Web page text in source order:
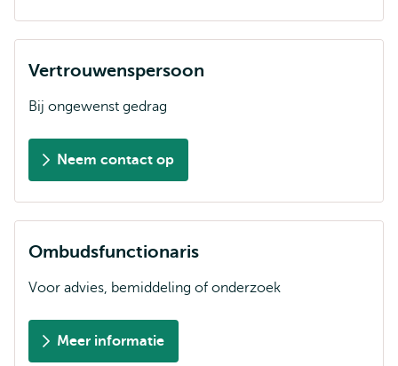
Vertrouwenspersoon
Bij ongewenst gedrag
Neem contact op
Ombudsfunctionaris
Voor advies, bemiddeling of onderzoek
Meer informatie